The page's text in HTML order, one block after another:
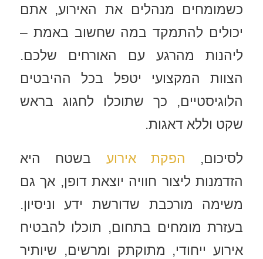
כשמומחים מנהלים את האירוע, אתם
יכולים להתמקד במה שחשוב באמת –
ליהנות מהרגע עם האורחים שלכם.
הצוות המקצועי יטפל בכל ההיבטים
הלוגיסטיים, כך שתוכלו לחגוג בראש
שקט וללא דאגות.
לסיכום, הפקת אירוע בשטח היא
הזדמנות ליצור חוויה יוצאת דופן, אך גם
משימה מורכבת שדורשת ידע וניסיון.
בעזרת מומחים בתחום, תוכלו להבטיח
אירוע ייחודי, מתוקתק ומרשים, שיותיר